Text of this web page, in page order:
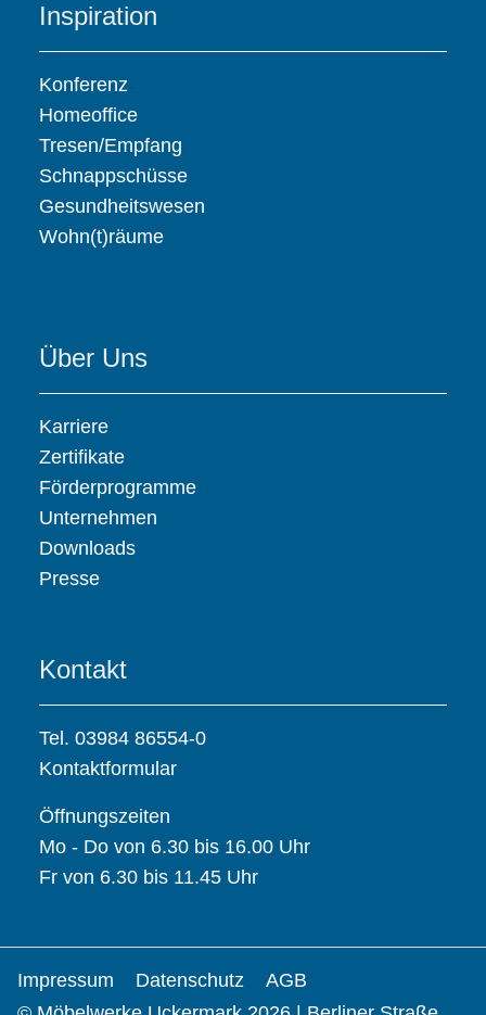
Inspiration
Konferenz
Homeoffice
Tresen/Empfang
Schnappschüsse
Gesundheitswesen
Wohn(t)räume
Über Uns
Karriere
Zertifikate
Förderprogramme
Unternehmen
Downloads
Presse
Kontakt
Tel. 03984 86554-0
Kontaktformular
Öffnungszeiten
Mo - Do von 6.30 bis 16.00 Uhr
Fr von 6.30 bis 11.45 Uhr
Impressum Datenschutz
AGB